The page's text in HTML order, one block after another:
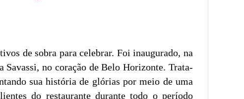
de sobra para celebrar. Foi inaugurado, na
no coração de Belo Horizonte. Trata-
sua história de glórias por meio de uma
do restaurante durante todo o período